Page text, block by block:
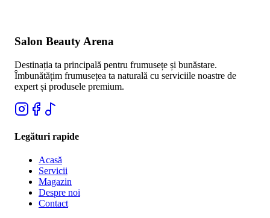
Salon Beauty Arena
Destinația ta principală pentru frumusețe și bunăstare.
Îmbunătățim frumusețea ta naturală cu serviciile noastre de
expert și produsele premium.
Legături rapide
Acasă
Servicii
Magazin
Despre noi
Contact